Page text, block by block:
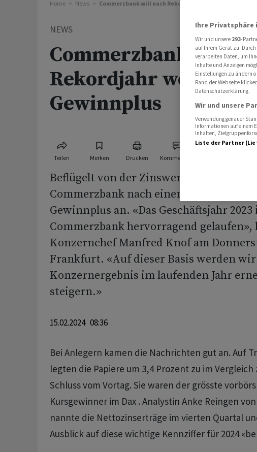
Home News Commerzbank will nach Rekordjahr weiteres
NEWS
Commerzbank will
Rekordjahr weiteres
Gewinnplus
Teilen Merken Drucken Kommentare
Beflügelt von der Zinswende strebt die
Commerzbank nach einem Rekordjahr
Gewinnplus an. «Das Geschäftsjahr
Commerzbank hervorragend
Konzernchef Manfred Knof am
Frankfurt. «Auf dieser Basis werden wir
Konzernergebnis im laufenden Jahr
steigern.»
15.02.2024 08:36
Bei Anlegern kamen die Nachrichten gut an. Auf
legten die Papiere um 3,4 Prozent zu im Vergleich
Schluss vom Vortag. Sie waren der grösste
Kursgewinner im Dax . Analystin Anke Reingen
nannte die Nettozinserträge im vierten Quartal
Ausblick auf diese wichtige Kennziffer für 2024
Ihre Privatsphäre
Wir und unsere 293-
auf Ihrem Gerät zu.
verarbeiten Daten, um
Inhalte und Anzeigen
Einstellungen zu ändern
Rand der Webseite
Datenschutzerklärung.
Wir und unsere
Verwendung genauer
Informationen auf einem
Inhalten,
Liste der Partner